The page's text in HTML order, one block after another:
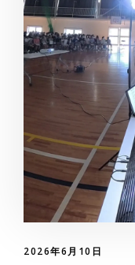
2026年6月10日